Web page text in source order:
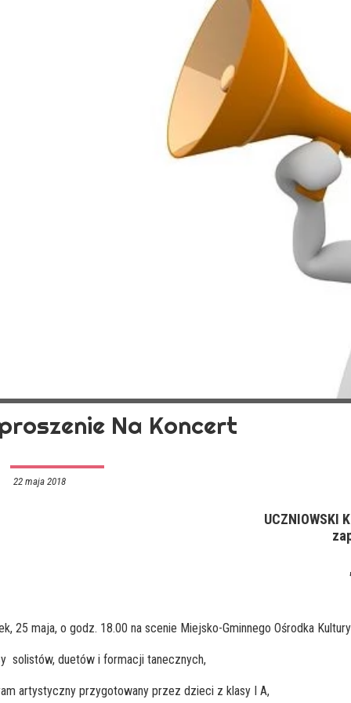
UCZNIOWSKI
25 maja, o godz. 18.00 na scenie Miejsko-Gminnego Ośrodka
solistów, duetów i formacji tanecznych,
artystyczny przygotowany przez dzieci z klasy I A,
22 maja 2018
Na Koncert